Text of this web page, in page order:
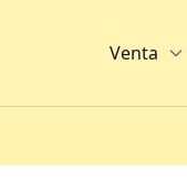
Venta